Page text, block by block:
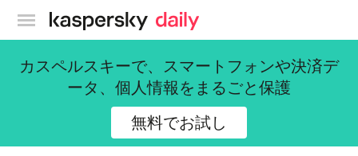
カスペルスキー公式ブログ
カスペルスキーで、スマートフォンや決済デ
ータ、個人情報をまるごと保護
無料でお試し